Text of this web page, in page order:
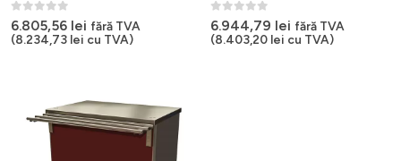
0out of 5
6.805,56 lei fără TVA
(8.234,73 lei cu TVA)
0out of 5
6.944,79 lei fără TVA
(8.403,20 lei cu TVA)